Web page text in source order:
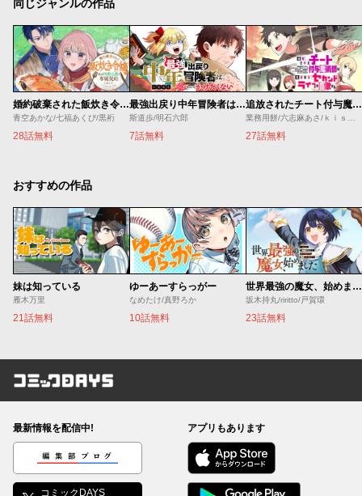
同じジャンルの作品
婚約破棄された飯炊き令嬢の私は冷酷公爵と専属契約しました～ですが胃袋を掴んだ結果、冷たかった公爵様がどんどん優しくなっています～
青空あかな/七福あくび/黒裄
28話無料
最強出戻り中年冒険者は、今さら命なんてかけたくない
斯道歩/明石六郎
7話無料
追放されたチート付与魔術師は気ままなセカンドライフを謳歌する。 ～俺は武器だけじゃなく、あらゆるものに『強化ポイント』を付与できるし、俺の意思でいつでも効果を解除できるけど、残った人たち大丈夫？～
27話無料
おすすめの作品
妹は知っている
雁木万里
21話無料
ゆーあーすらっがー
なめたけ/真野ろか
10話無料
世界最強の魔女、始めました ～私だけ『攻略サイト』を見れる世界で自由に生きます～
坂木持丸/riritto/戸賀環
23話無料
コミックDAYS
最新情報を配信中!
編集部ブログ
コミックDAYS
アプリもあります